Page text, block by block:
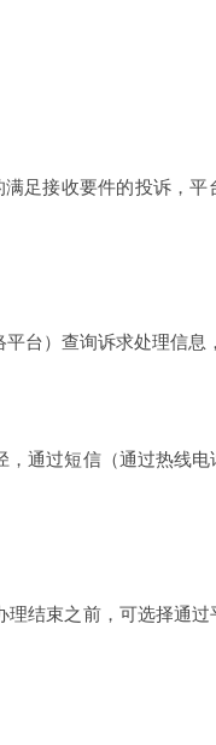
足接收要件的投诉，
台）查询诉求处理信息
通过短信（通过热线
结束之前，可选择通